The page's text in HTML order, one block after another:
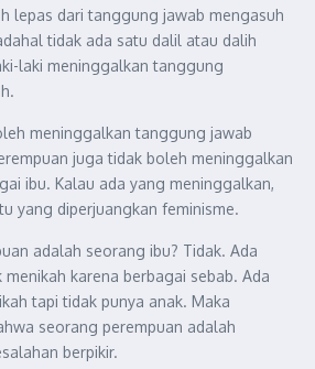
lepas dari tanggung jawab mengasuh
tidak ada satu dalil atau dalih
laki meninggalkan tanggung
meninggalkan tanggung jawab
juga tidak boleh meninggalkan
ibu. Kalau ada yang meninggalkan,
yang diperjuangkan feminisme.
adalah seorang ibu? Tidak. Ada
karena berbagai sebab. Ada
tapi tidak punya anak. Maka
seorang perempuan adalah
berpikir.